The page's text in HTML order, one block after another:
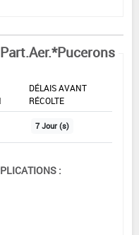
DÉLAIS AVANT
RÉCOLTE
7 Jour (s)
: